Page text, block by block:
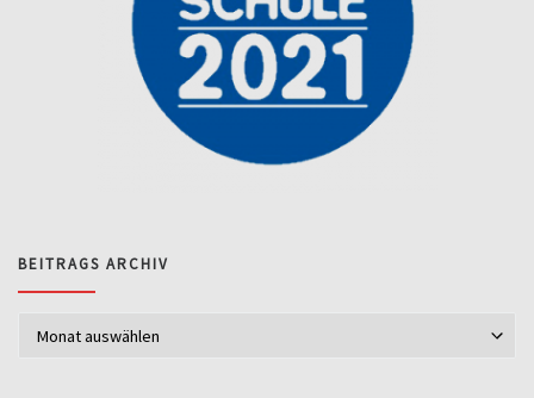
BEITRAGS ARCHIV